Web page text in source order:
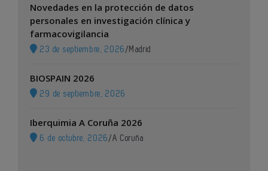
Novedades en la protección de datos
personales en investigación clínica y
farmacovigilancia
23 de septiembre, 2026 / Madrid
BIOSPAIN 2026
29 de septiembre, 2026
Iberquimia A Coruña 2026
6 de octubre, 2026 /A Coruña